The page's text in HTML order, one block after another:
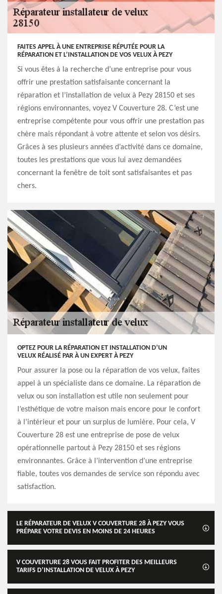
FAITES APPEL À UNE ENTREPRISE RÉPUTÉE POUR LA
RÉPARATION ET L’INSTALLATION DE VOS VELUX À PEZY
Si vous êtes à la recherche d’une entreprise pour vous
offrir une prestation satisfaisante concernant la
réparation et l’installation de velux à Pezy 28150 et ses
régions environnantes, voyez V Couverture 28. C’est une
entreprise compétente pour vous offrir une prestation pas
chère mais répondant à votre attente et selon vos désirs.
Grâces à ses plusieurs années d’activité dans ce domaine,
toutes les prestations que vous lui avez demandées
concernant la fenêtre de toit sont satisfaisantes et pas
chers.
OPTEZ POUR LA RÉPARATION ET INSTALLATION D’UN
VELUX RÉALISÉ PAR À UN EXPERT À PEZY
Pour assurer la pose ou la réparation de vos velux, faites
appel à un spécialiste dans ce domaine. La réparation de
velux ou son installation est utile non seulement pour
l’esthétique de votre maison mais encore pour le confort
à l’intérieur et pour un surplus de lumière. Pour cela, V
Couverture 28 est une entreprise de pose de velux
opérationnelle partout à Pezy 28150 et ses régions
environnantes. Grâce à l’intervention d’une entreprise
fiable, toutes vos demandes de service son répondu avec
satisfaction.
LE RÉPARATEUR DE VELUX V COUVERTURE 28 À PEZY VOUS
PRÉPARE VOTRE DEVIS EN MOINS DE 24 HEURES
V COUVERTURE 28 VOUS FAIT PROFITER DES MEILLEURS
TARIFS D’INSTALLATION DE VELUX À PEZY